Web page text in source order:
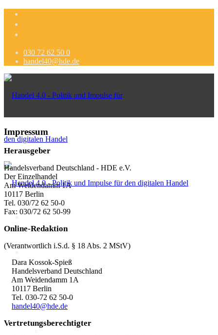
030 72 62 50 0
handel40@hde.de
Marktdaten
Digitales 1x1
Impressum
Herausgeber
Handelsverband Deutschland - HDE e.V.
Der Einzelhandel
Am Weidendamm 1A
10117 Berlin
Tel. 030/72 62 50-0
Fax: 030/72 62 50-99
Online-Redaktion
(Verantwortlich i.S.d. § 18 Abs. 2 MStV)
Dara Kossok-Spieß
Handelsverband Deutschland
Am Weidendamm 1A
10117 Berlin
Tel. 030-72 62 50-0
handel40@hde.de
Vertretungsberechtigter